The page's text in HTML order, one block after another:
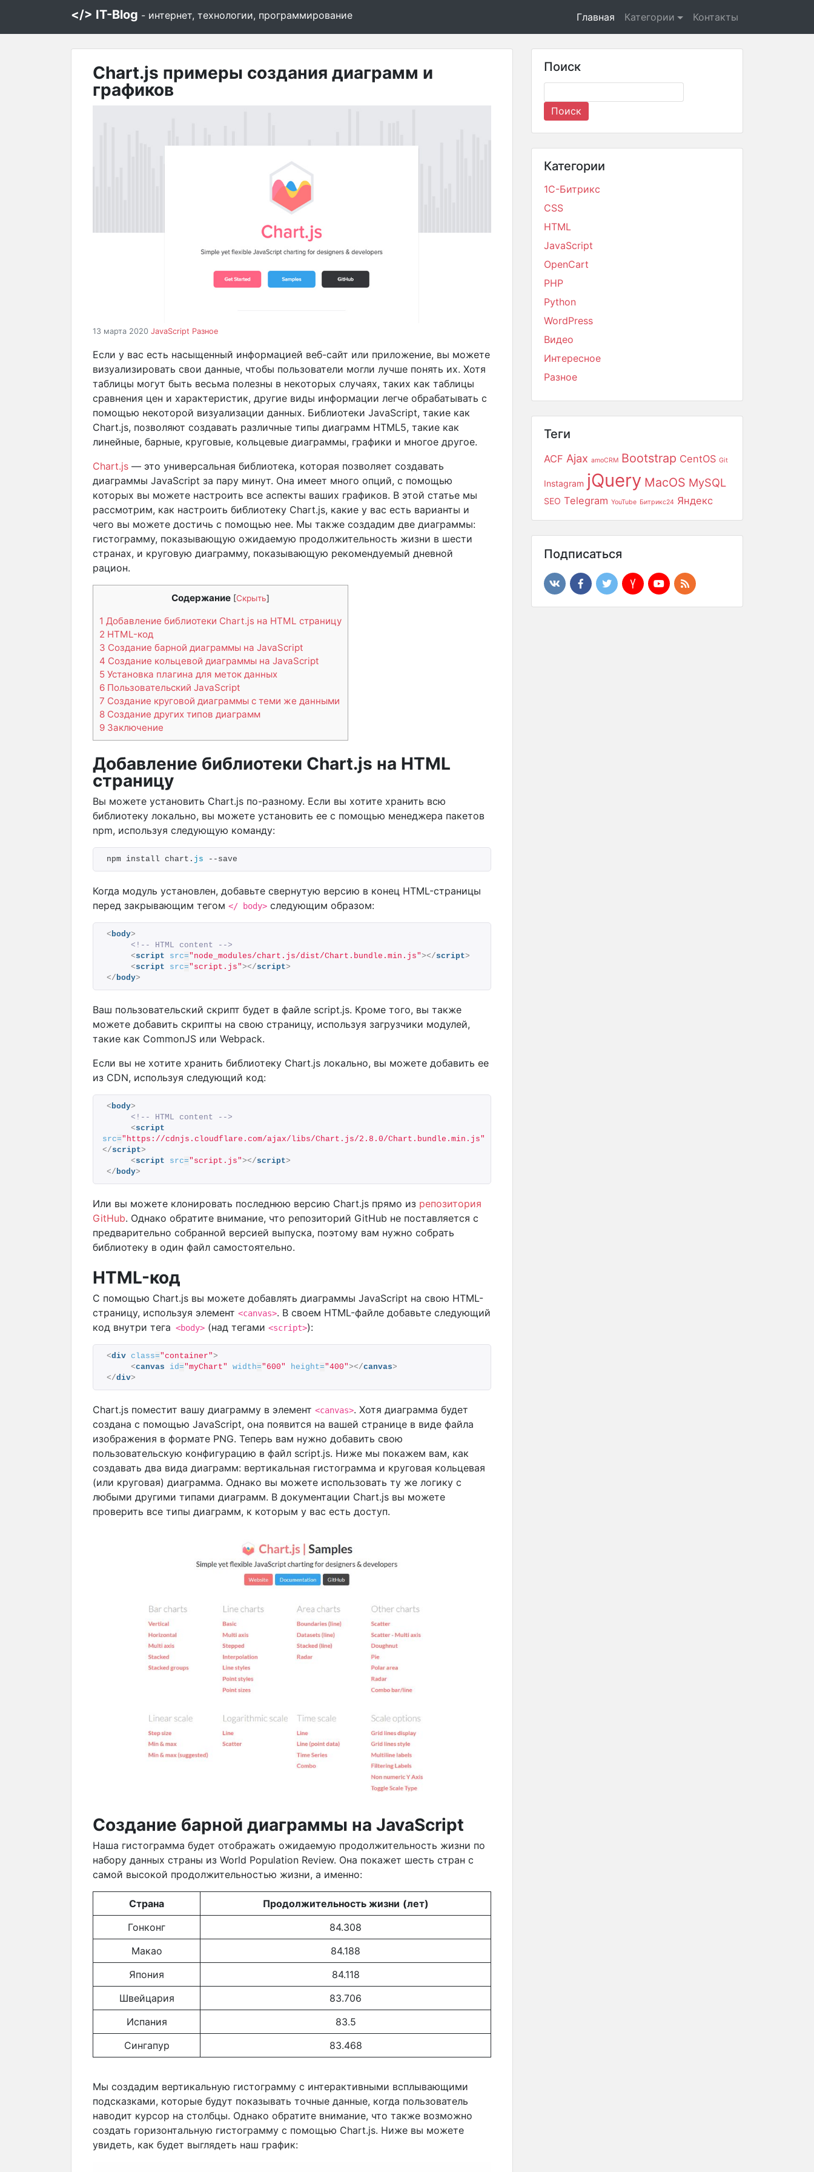
</> IT-Blog - интернет, технологии, программирование Главная Категории Контакты
Chart.js примеры создания диаграмм и
графиков
13 марта 2020 JavaScript Разное
Если у вас есть насыщенный информацией веб-сайт или приложение, вы можете
визуализировать свои данные, чтобы пользователи могли лучше понять их. Хотя
таблицы могут быть весьма полезны в некоторых случаях, таких как таблицы
сравнения цен и характеристик, другие виды информации легче обрабатывать с
помощью некоторой визуализации данных. Библиотеки JavaScript, такие как
Chart.js, позволяют создавать различные типы диаграмм HTML5, такие как
линейные, барные, круговые, кольцевые диаграммы, графики и многое другое.
Chart.js — это универсальная библиотека, которая позволяет создавать
диаграммы JavaScript за пару минут. Она имеет много опций, с помощью
которых вы можете настроить все аспекты ваших графиков. В этой статье мы
рассмотрим, как настроить библиотеку Chart.js, какие у вас есть варианты и
чего вы можете достичь с помощью нее. Мы также создадим две диаграммы:
гистограмму, показывающую ожидаемую продолжительность жизни в шести
странах, и круговую диаграмму, показывающую рекомендуемый дневной
рацион.
Содержание [Скрыть]
1 Добавление библиотеки Chart.js на HTML страницу
2 HTML-код
3 Создание барной диаграммы на JavaScript
4 Создание кольцевой диаграммы на JavaScript
5 Установка плагина для меток данных
6 Пользовательский JavaScript
7 Создание круговой диаграммы с теми же данными
8 Создание других типов диаграмм
9 Заключение
Добавление библиотеки Chart.js на HTML
страницу
Вы можете установить Chart.js по-разному. Если вы хотите хранить всю
библиотеку локально, вы можете установить ее с помощью менеджера пакетов
npm, используя следующую команду:
npm install chart. js --save
Когда модуль установлен, добавьте свернутую версию в конец HTML-страницы
перед закрывающим тегом </ body> следующим образом:
<body>
<!-- HTML content -->
<script src="node_modules/chart.js/dist/Chart.bundle.min.js"></script>
<script src="script.js"></script>
</body>
Ваш пользовательский скрипт будет в файле script.js. Кроме того, вы также
можете добавить скрипты на свою страницу, используя загрузчики модулей,
такие как CommonJS или Webpack.
Если вы не хотите хранить библиотеку Chart.js локально, вы можете добавить ее
из CDN, используя следующий код:
<body>
<!-- HTML content -->
<script
src="https://cdnjs.cloudflare.com/ajax/libs/Chart.js/2.8.0/Chart.bundle.min.js"
</script>
<script src="script.js"></script>
</body>
Или вы можете клонировать последнюю версию Chart.js прямо из репозитория
GitHub. Однако обратите внимание, что репозиторий GitHub не поставляется с
предварительно собранной версией выпуска, поэтому вам нужно собрать
библиотеку в один файл самостоятельно.
HTML-код
С помощью Chart.js вы можете добавлять диаграммы JavaScript на свою HTML-
страницу, используя элемент <canvas>. В своем HTML-файле добавьте следующий
код внутри тега <body> (над тегами <script>):
<div class="container">
<canvas id="myChart" width="600" height="400"></canvas>
</div>
Chart.js поместит вашу диаграмму в элемент <canvas>. Хотя диаграмма будет
создана с помощью JavaScript, она появится на вашей странице в виде файла
изображения в формате PNG. Теперь вам нужно добавить свою
пользовательскую конфигурацию в файл script.js. Ниже мы покажем вам, как
создавать два вида диаграмм: вертикальная гистограмма и круговая кольцевая
(или круговая) диаграмма. Однако вы можете использовать ту же логику с
любыми другими типами диаграмм. В документации Chart.js вы можете
проверить все типы диаграмм, к которым у вас есть доступ.
Создание барной диаграммы на JavaScript
Наша гистограмма будет отображать ожидаемую продолжительность жизни по
набору данных страны из World Population Review. Она покажет шесть стран с
самой высокой продолжительностью жизни, а именно:
Страна Продолжительность жизни (лет)
Гонконг
84.308
Макао
84.188
Япония
84.118
Швейцария
83.706
Испания
83.5
Сингапур
83.468
Мы создадим вертикальную гистограмму с интерактивными всплывающими
подсказками, которые будут показывать точные данные, когда пользователь
наводит курсор на столбцы. Однако обратите внимание, что также возможно
создать горизонтальную гистограмму с помощью Chart.js. Ниже вы можете
увидеть, как будет выглядеть наш график:
Поиск
Категории
1С-Битрикс
CSS
HTML
JavaScript
OpenCart
PHP
Python
WordPress
Видео
Интересное
Разное
Теги
ACF Ajax amoCRM Bootstrap CentOS Git
Instagram jQuery MacOS MySQL
SEO Telegram YouTube Битрикс24 Яндекс
Подписаться